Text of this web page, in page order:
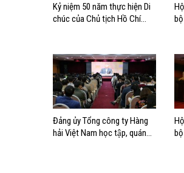
Kỷ niệm 50 năm thực hiện Di
chúc của Chủ tịch Hồ Chí
chúc
Đảng ủy Tổng công ty Hàng
hải Việt Nam học tập, quán